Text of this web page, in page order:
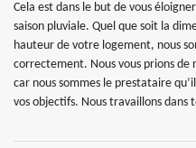
Cela est dans le but de vous
saison pluviale. Quel que soit la
hauteur de votre logement, nous
correctement. Nous vous prions de
car nous sommes le prestataire
vos objectifs. Nous travaillons dans